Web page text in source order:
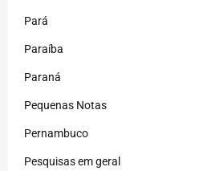
Pará
Paraíba
Paraná
Pequenas Notas
Pernambuco
Pesquisas em geral